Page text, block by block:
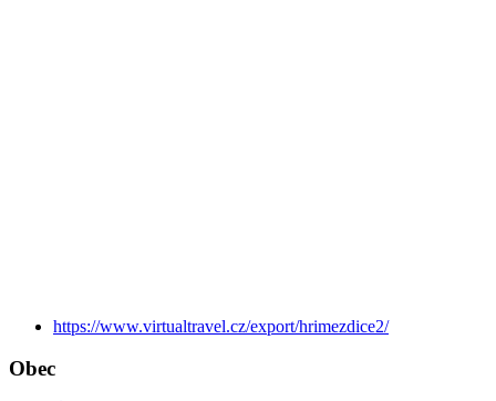
https://www.virtualtravel.cz/export/hrimezdice2/
Obec